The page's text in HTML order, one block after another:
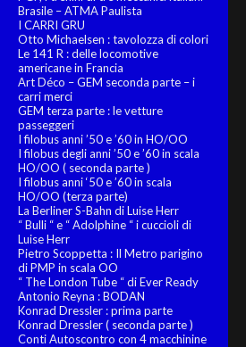
Brasile – ATMA Paulista
I CARRI GRU
Otto Michaelsen : tavolozza di colori
Le 141 R : delle locomotive
americane in Francia
Art Déco – GEM seconda parte – i
carri merci
GEM terza parte : le vetture
passeggeri
I filobus anni ’50 e ’60 in HO/OO
I filobus degli anni ’50 e ’60 in scala
HO/OO ( seconda parte )
I filobus anni ‘50 e ’60 in scala
HO/OO (terza parte)
La Berliner S-Bahn di Luise Herr
“ Bulli “ e “ Adolphine “ i cuccioli di
Luise Herr
Pietro Scoppetta : Il Metro parigino
di PMP in scala OO
“ The London Tube “ di Ever Ready
Antonio Reyna : BODAN
Konrad Dressler : prima parte
Konrad Dressler ( seconda parte )
Conti Autoscontro con 4 macchinine